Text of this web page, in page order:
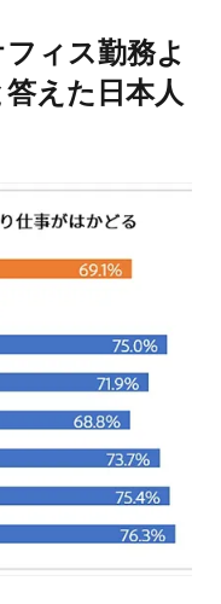
ィス勤務よ
えた日本人